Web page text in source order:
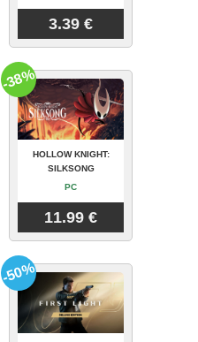
3.39 €
HOLLOW KNIGHT:
SILKSONG
PC
11.99 €
-38%
-50%